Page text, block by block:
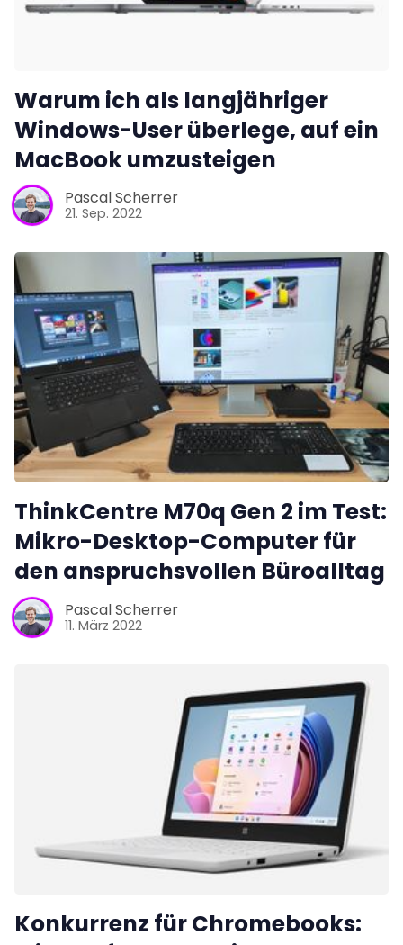
Warum ich als langjähriger
Windows-User überlege, auf ein
MacBook umzusteigen
Pascal Scherrer
21. Sep. 2022
ThinkCentre M70q Gen 2 im Test:
Mikro-Desktop-Computer für
den anspruchsvollen Büroalltag
Pascal Scherrer
11. März 2022
Konkurrenz für Chromebooks: